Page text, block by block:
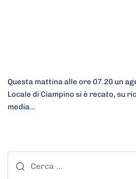
Questa mattina alle ore 07.20 un
Locale di Ciampino si è recato, su
media…